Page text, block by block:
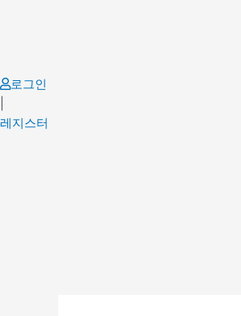
로그인
레지스터